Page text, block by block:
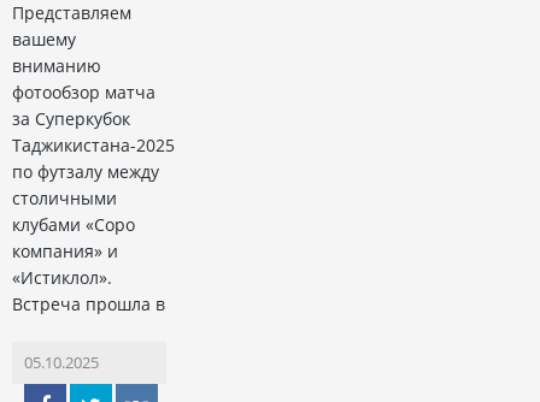
Представляем
вашему
вниманию
фотообзор матча
за Суперкубок
Таджикистана-2025
по футзалу между
столичными
клубами «Соро
компания» и
«Истиклол».
Встреча прошла в
05.10.2025